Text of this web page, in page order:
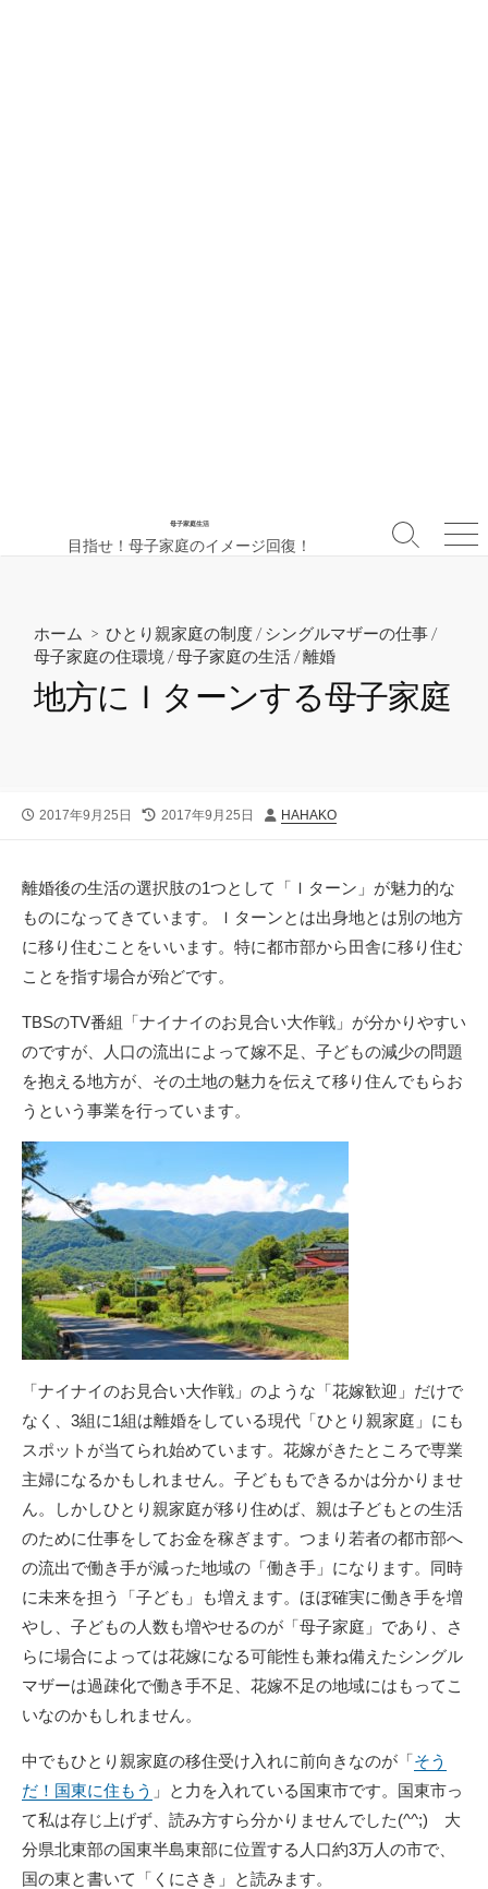
母子家庭生活
目指せ！母子家庭のイメージ回復！
検
替
え
メ
ホーム > ひとり親家庭の制度 /シングルマザーの仕事 /
母子家庭の住環境 /母子家庭の生活 /離婚
地方にＩターンする母子家庭
公
2017年9月25日
最
日
2017年9月25日
投
HAHAKO
離婚後の生活の選択肢の1つとして「Ｉターン」が魅力的な
ものになってきています。Ｉターンとは出身地とは別の地方
に移り住むことをいいます。特に都市部から田舎に移り住む
ことを指す場合が殆どです。
TBSのTV番組「ナイナイのお見合い大作戦」が分かりやすい
のですが、人口の流出によって嫁不足、子どもの減少の問題
を抱える地方が、その土地の魅力を伝えて移り住んでもらお
うという事業を行っています。
「ナイナイのお見合い大作戦」のような「花嫁歓迎」だけで
なく、3組に1組は離婚をしている現代「ひとり親家庭」にも
スポットが当てられ始めています。花嫁がきたところで専業
主婦になるかもしれません。子どももできるかは分かりませ
ん。しかしひとり親家庭が移り住めば、親は子どもとの生活
のために仕事をしてお金を稼ぎます。つまり若者の都市部へ
の流出で働き手が減った地域の「働き手」になります。同時
に未来を担う「子ども」も増えます。ほぼ確実に働き手を増
やし、子どもの人数も増やせるのが「母子家庭」であり、さ
らに場合によっては花嫁になる可能性も兼ね備えたシングル
マザーは過疎化で働き手不足、花嫁不足の地域にはもってこ
いなのかもしれません。
中でもひとり親家庭の移住受け入れに前向きなのが「そう
だ！国東に住もう 」と力を入れている国東市です。国東市っ
て私は存じ上げず、読み方すら分かりませんでした(^^;) 大
分県北東部の国東半島東部に位置する人口約3万人の市で、
国の東と書いて「くにさき」と読みます。